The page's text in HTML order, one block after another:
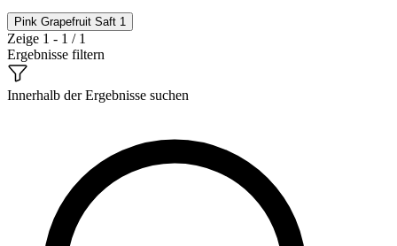
Pink Grapefruit Saft 1
Zeige 1 - 1 / 1
Ergebnisse filtern
Innerhalb der Ergebnisse suchen